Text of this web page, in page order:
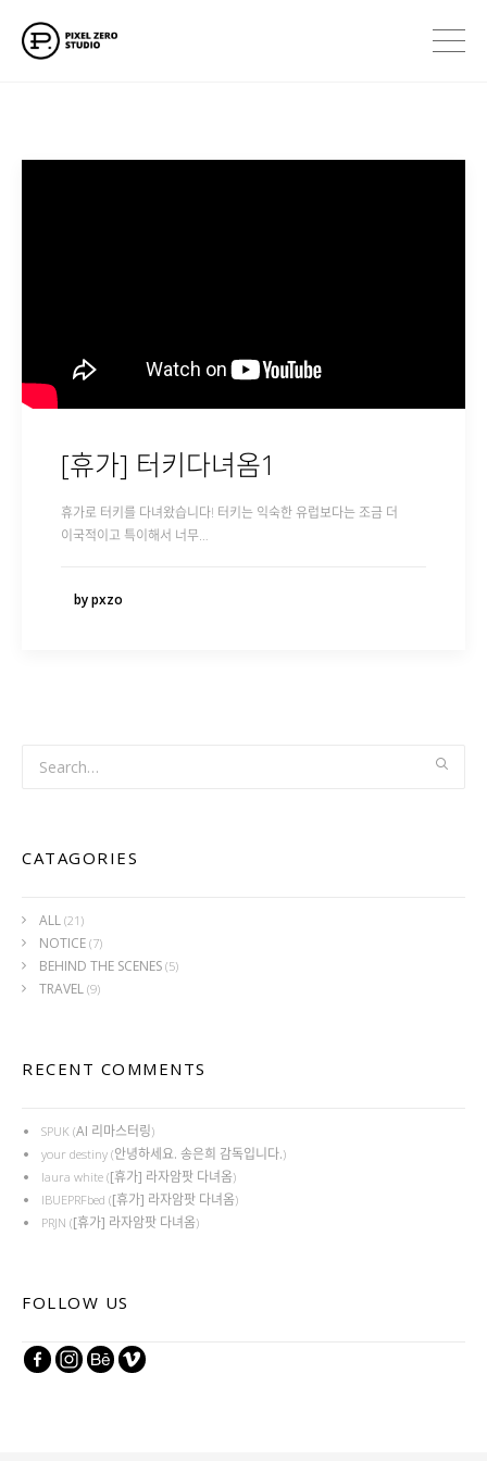
[휴가] 터키다녀옴1
휴가로 터키를 다녀왔습니다! 터키는 익숙한 유럽보다는 조금 더
이국적이고 특이해서 너무…
by pxzo
CATAGORIES
ALL (21)
NOTICE (7)
BEHIND THE SCENES (5)
TRAVEL (9)
RECENT COMMENTS
SPUK (AI 리마스터링)
your destiny (안녕하세요. 송은희 감독입니다.)
laura white ([휴가] 라자암팟 다녀옴)
IBUEPRFbed ([휴가] 라자암팟 다녀옴)
PRJN ([휴가] 라자암팟 다녀옴)
FOLLOW US